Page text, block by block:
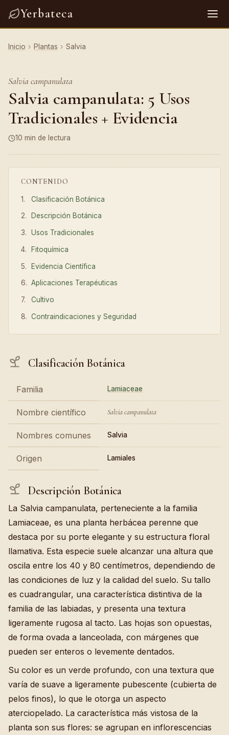
Yerbateca
Inicio › Plantas › Salvia
Salvia campanulata
Salvia campanulata: 5 Usos
Tradicionales + Evidencia
10 min de lectura
CONTENIDO
Clasificación Botánica
Descripción Botánica
Usos Tradicionales
Fitoquímica
Evidencia Científica
Aplicaciones Terapéuticas
Cultivo
Contraindicaciones y Seguridad
Clasificación Botánica
Familia Lamiaceae
Nombre científico Salvia campanulata
Nombres comunes Salvia
Origen Lamiales
Descripción Botánica
La Salvia campanulata, perteneciente a la familia
Lamiaceae, es una planta herbácea perenne que
destaca por su porte elegante y su estructura floral
llamativa. Esta especie suele alcanzar una altura que
oscila entre los 40 y 80 centímetros, dependiendo de
las condiciones de luz y la calidad del suelo. Su tallo
es cuadrangular, una característica distintiva de la
familia de las labiadas, y presenta una textura
ligeramente rugosa al tacto. Las hojas son opuestas,
de forma ovada a lanceolada, con márgenes que
pueden ser enteros o levemente dentados.
Su color es un verde profundo, con una textura que
varía de suave a ligeramente pubescente (cubierta de
pelos finos), lo que le otorga un aspecto
aterciopelado. La característica más vistosa de la
planta son sus flores: se agrupan en inflorescencias